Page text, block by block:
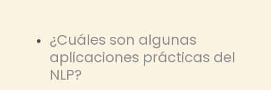
¿Cuáles son algunas
aplicaciones prácticas del
NLP?